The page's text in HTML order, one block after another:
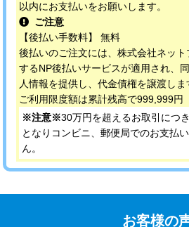
以内にお支払いをお願いします。
ご注意
【後払い手数料】 無料
後払いのご注文には、株式会社ネッ
するNP後払いサービスが適用され、
人情報を提供し、代金債権を譲渡しま
ご利用限度額は累計残高で999,999円
※注意※30万円を超えるお取引につ
となりコンビニ、郵便局でのお支払
ん。
お客様の